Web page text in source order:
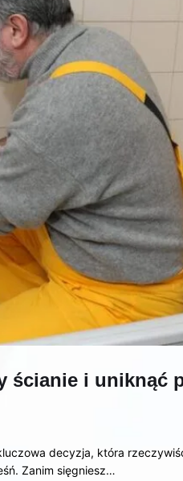
ścianie i uniknąć
decyzja, która
Zanim sięgniesz…